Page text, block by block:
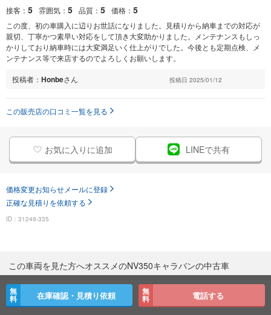
接客： 5 雰囲気： 5 品質： 5 価格： 5
この度、初の車購入に辺りお世話になりました。見積りから納車までの対応が
親切、丁寧かつ素早い対応をして頂き大変助かりました。メンテナンスもしっ
かりしており納車時には大変満足いく仕上がりでした。今後とも定期点検、メ
ンテナンス等で来店するのでよろしくお願いします。
投稿者： Honbeさん 投稿日 2025/01/12
この販売店の口コミ一覧を見る
お気に入りに追加 LINEで共有
価格変更お知らせメールに登録
正確な見積りを依頼する
ID：31249-335
この車両を見た方へオススメのNV350キャラバンの中古車
NV350キャラバン中古車一覧
無
料 在庫確認・見積り依頼 無
料 電話する